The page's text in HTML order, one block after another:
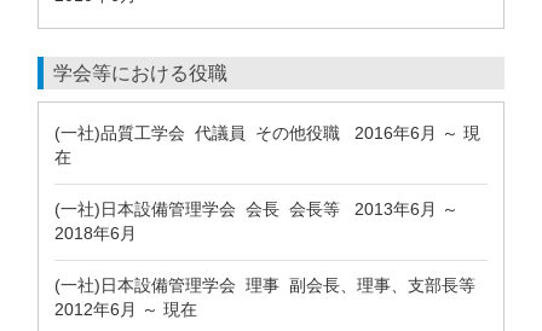
学会等における役職
(一社)品質工学会 代議員 その他役職 2016年6月 ～ 現
在
(一社)日本設備管理学会 会長 会長等 2013年6月 ～
2018年6月
(一社)日本設備管理学会 理事 副会長、理事、支部長等
2012年6月 ～ 現在